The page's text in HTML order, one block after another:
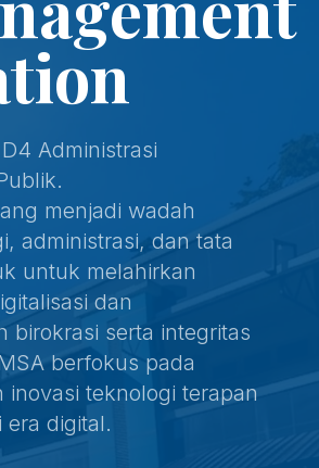
Administrasi
menjadi wadah
administrasi, dan tata
untuk melahirkan
dan
birokrasi serta integritas
berfokus pada
teknologi terapan
digital.